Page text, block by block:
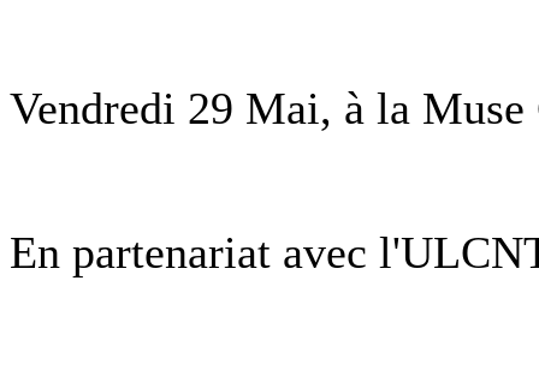
Vendredi 29 Mai, à la
En partenariat avec